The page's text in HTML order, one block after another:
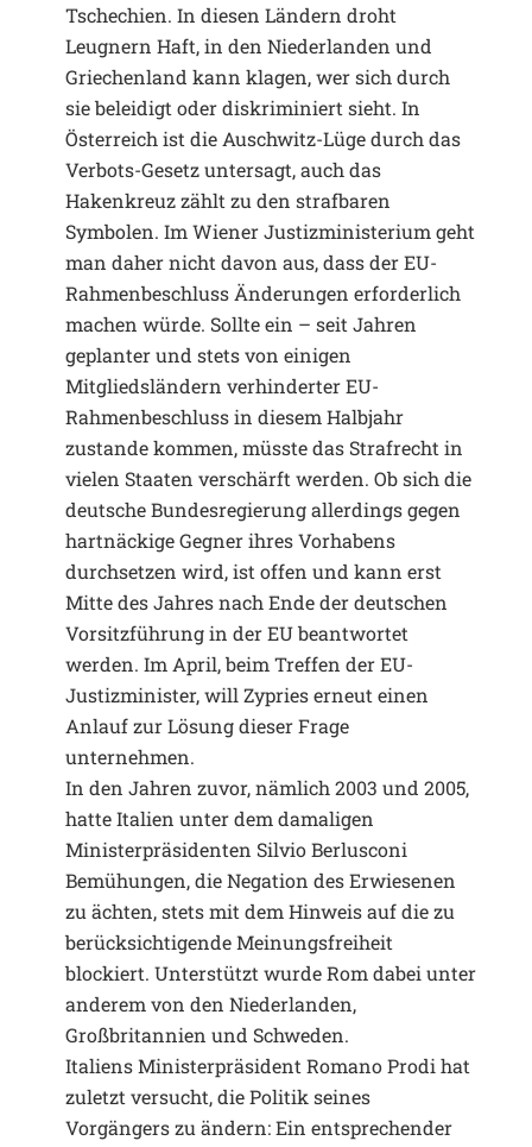
Tschechien. In diesen Ländern droht
Leugnern Haft, in den Niederlanden und
Griechenland kann klagen, wer sich durch
sie beleidigt oder diskriminiert sieht. In
Österreich ist die Auschwitz-Lüge durch das
Verbots-Gesetz untersagt, auch das
Hakenkreuz zählt zu den strafbaren
Symbolen. Im Wiener Justizministerium geht
man daher nicht davon aus, dass der EU-
Rahmenbeschluss Änderungen erforderlich
machen würde. Sollte ein – seit Jahren
geplanter und stets von einigen
Mitgliedsländern verhinderter EU-
Rahmenbeschluss in diesem Halbjahr
zustande kommen, müsste das Strafrecht in
vielen Staaten verschärft werden. Ob sich die
deutsche Bundesregierung allerdings gegen
hartnäckige Gegner ihres Vorhabens
durchsetzen wird, ist offen und kann erst
Mitte des Jahres nach Ende der deutschen
Vorsitzführung in der EU beantwortet
werden. Im April, beim Treffen der EU-
Justizminister, will Zypries erneut einen
Anlauf zur Lösung dieser Frage
unternehmen.
In den Jahren zuvor, nämlich 2003 und 2005,
hatte Italien unter dem damaligen
Ministerpräsidenten Silvio Berlusconi
Bemühungen, die Negation des Erwiesenen
zu ächten, stets mit dem Hinweis auf die zu
berücksichtigende Meinungsfreiheit
blockiert. Unterstützt wurde Rom dabei unter
anderem von den Niederlanden,
Großbritannien und Schweden.
Italiens Ministerpräsident Romano Prodi hat
zuletzt versucht, die Politik seines
Vorgängers zu ändern: Ein entsprechender